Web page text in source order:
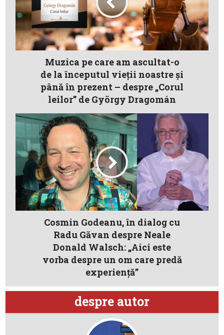
Muzica pe care am ascultat-o
de la începutul vieţii noastre şi
până în prezent – despre „Corul
leilor” de György Dragomán
Cosmin Godeanu, în dialog cu
Radu Găvan despre Neale
Donald Walsch: „Aici este
vorba despre un om care predă
experiență”
despre autor